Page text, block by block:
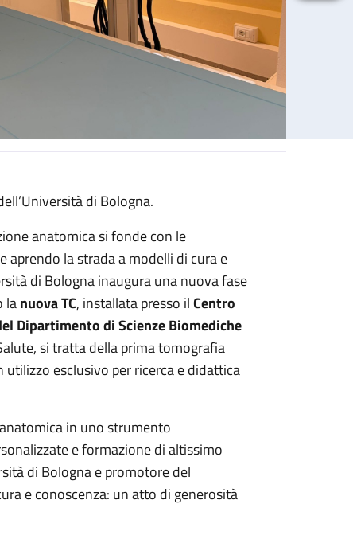
di Bologna.
anatomica si fonde con le
aprendo la strada a modelli di cura e
di Bologna inaugura una nuova fase
lanuova TC, installata presso ilCentro
Dipartimento di Scienze Biomediche
si tratta della prima tomografia
esclusivo per ricerca e didattica
in uno strumento
e formazione di altissimo
di Bologna e promotore del
e conoscenza: un atto di generosità